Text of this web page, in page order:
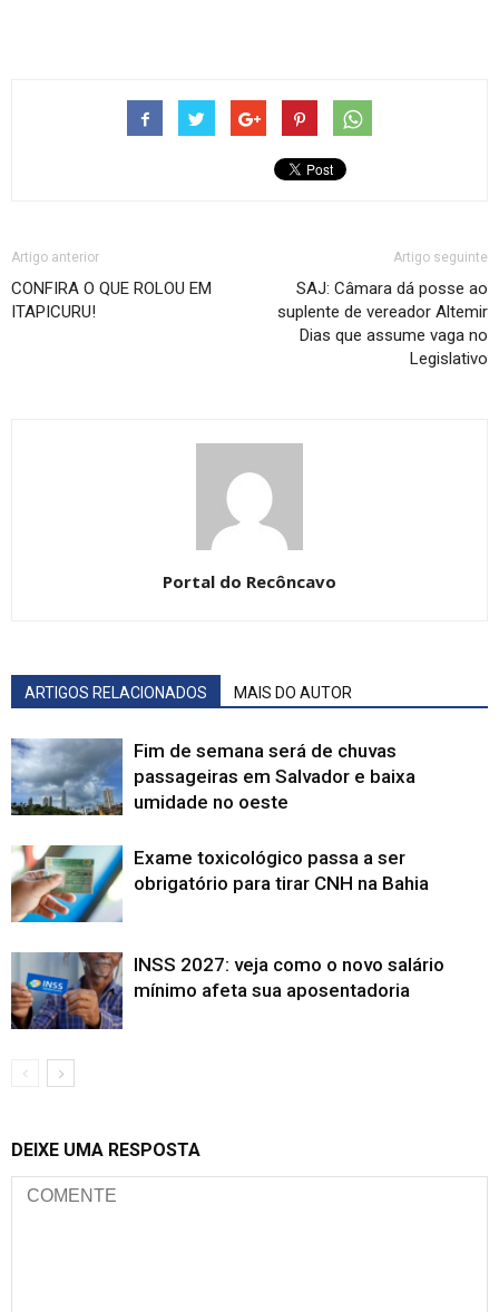
Artigo anterior
CONFIRA O QUE ROLOU EM
ITAPICURU!
Artigo seguinte
SAJ: Câmara dá posse ao
suplente de vereador Altemir
Dias que assume vaga no
Legislativo
Portal do Recôncavo
ARTIGOS RELACIONADOS MAIS DO AUTOR
Fim de semana será de chuvas
passageiras em Salvador e baixa
umidade no oeste
Exame toxicológico passa a ser
obrigatório para tirar CNH na Bahia
INSS 2027: veja como o novo salário
mínimo afeta sua aposentadoria
DEIXE UMA RESPOSTA